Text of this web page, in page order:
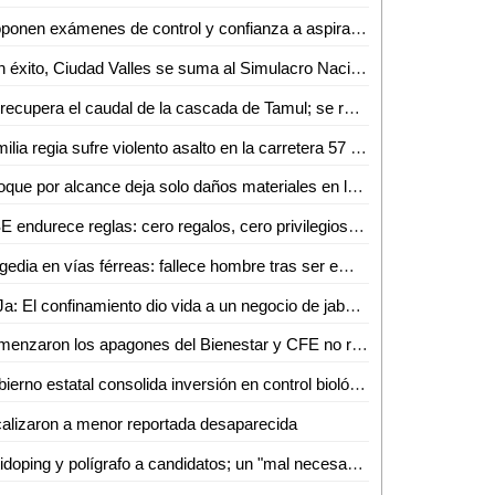
Proponen exámenes de control y confianza a aspirantes a cargos públicos
Con éxito, Ciudad Valles se suma al Simulacro Nacional; miles de ciudadanos participan
Se recupera el caudal de la cascada de Tamul; se restablecen condiciones en el Río Gallinas
Familia regia sufre violento asalto en la carretera 57 a la altura de Matehuala
Choque por alcance deja solo daños materiales en la Valles–Tampico
IFSE endurece reglas: cero regalos, cero privilegios y mayor control ético en servidores públicos
Tragedia en vías férreas: fallece hombre tras ser embestido por el tren
SoJa: El confinamiento dio vida a un negocio de jabones artesanales en Ciudad Valles
Comenzaron los apagones del Bienestar y CFE no responde en Valles
Gobierno estatal consolida inversión en control biológico para el campo
a menor reportada desaparecida
Antidoping y polígrafo a candidatos; un "mal necesario" para SLP: Frinné Azuara